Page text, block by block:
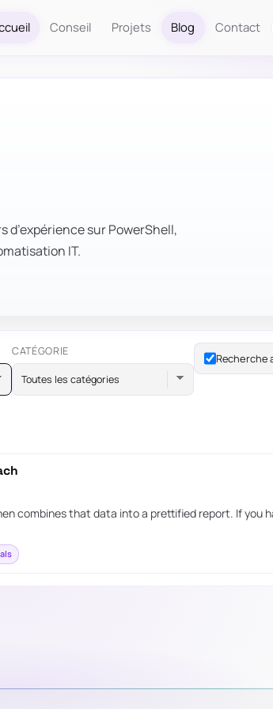
Conseil Projets Blog Contact
sur PowerShell,
IT.
CATÉGORIE
Toutes les catégories
Recherche
combines that data into a prettified report. If you